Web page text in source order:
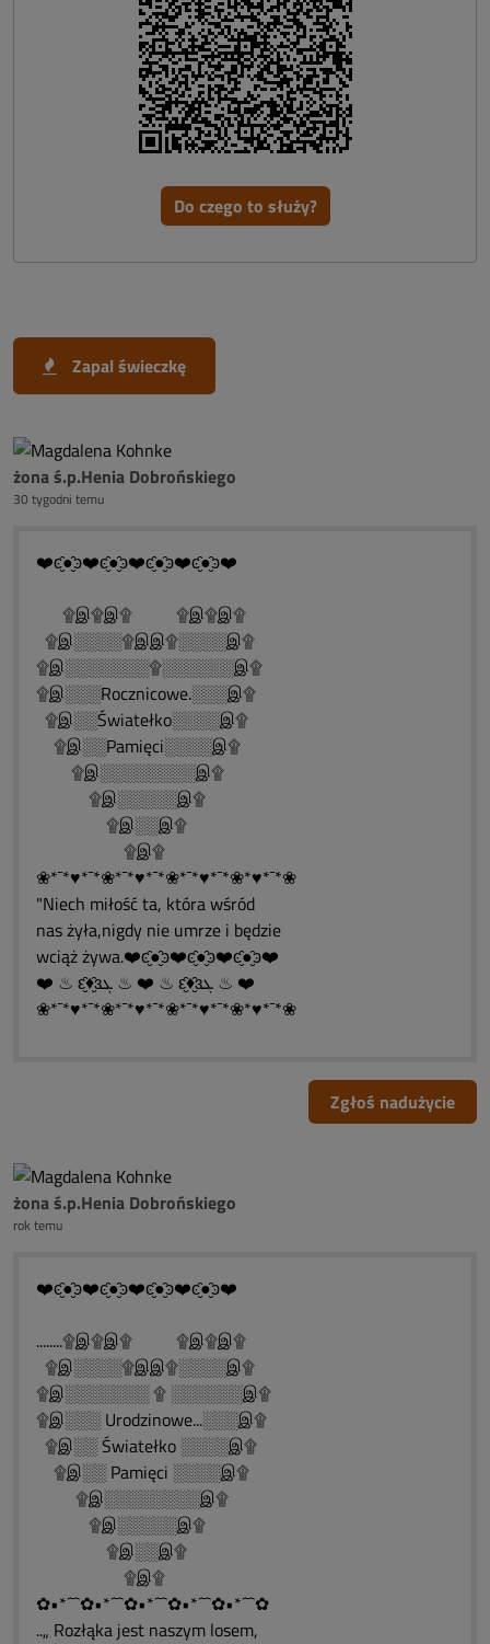
Do czego to służy?
Zapal świeczkę
żona ś.p.Henia Dobrońskiego
30 tygodni temu
❤️ͼ̮̑●̮̑ͽ❤️ͼ̮̑●̮̑ͽ❤️ͼ̮̑●̮̑ͽ❤️ͼ̮̑●̮̑ͽ❤️
۩இ۩இ۩ ۩இ۩இ۩
۩இ░░░░۩இஇ۩░░░░இ۩
۩இ░░░░░░░۩░░░░░░இ۩
۩இ░░░Rocznicowe.░░░இ۩
۩இ░░Światełko░░░░இ۩
۩இ░░Pamięci░░░░இ۩
۩இ░░░░░░░░இ۩
۩இ░░░░░இ۩
۩இ░░இ۩
۩இ۩
❀*¯*♥*¯*❀*¯*♥*¯*❀*¯*♥*¯*❀*♥*¯*❀
"Niech miłość ta, która wśród
nas żyła,nigdy nie umrze i będzie
wciąż żywa.❤️ͼ̮̑●̮̑ͽ❤️ͼ̮̑●̮̑ͽ❤️ͼ̮̑●̮̑ͽ❤️
❤️ ♨ ԑ̮̑♦̮̑ɜܓ ♨ ❤️ ♨ ԑ̮̑♦̮̑ɜܓ ♨ ❤️
❀*¯*♥*¯*❀*¯*♥*¯*❀*¯*♥*¯*❀*♥*¯*❀
Zgłoś nadużycie
żona ś.p.Henia Dobrońskiego
rok temu
❤️ͼ̮̑●̮̑ͽ❤️ͼ̮̑●̮̑ͽ❤️ͼ̮̑●̮̑ͽ❤️ͼ̮̑●̮̑ͽ❤️
........۩இ۩இ۩ ۩இ۩இ۩
۩இ░░░░۩இஇ۩░░░░இ۩
۩இ░░░░░░░ ۩ ░░░░░░இ۩
۩இ░░░ Urodzinowe...░░░இ۩
۩இ░░ Światełko ░░░░இ۩
۩இ░░ Pamięci ░░░░இ۩
۩இ░░░░░░░░இ۩
۩இ░░░░░இ۩
۩இ░░இ۩
۩இ۩
✿•*´¯`✿•*´¯`✿•*´¯`✿•*´¯`✿•*´¯`✿
..„ Rozłąka jest naszym losem,